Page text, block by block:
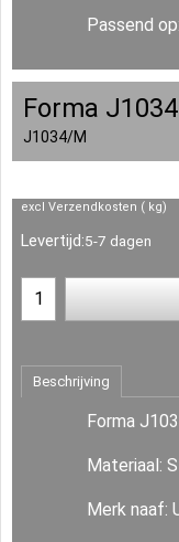
Passend
Forma J1034
J1034/M
excl Verzendkosten kg
Levertijd:5-7 dagen
Beschrijving
Forma
Materiaal:
Merk naaf: